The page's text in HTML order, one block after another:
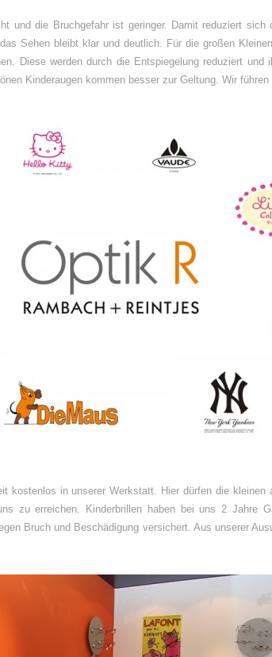
und die Bruchgefahr ist geringer. Damit reduziert
Sehen bleibt klar und deutlich. Für die großen
Diese werden durch die Entspiegelung reduziert
Kinderaugen kommen besser zur Geltung. Wir
kostenlos in unserer Werkstatt. Hier dürfen die
zu erreichen. Kinderbrillen haben bei uns 2 Jahre
Bruch und Beschädigung versichert. Aus unserer